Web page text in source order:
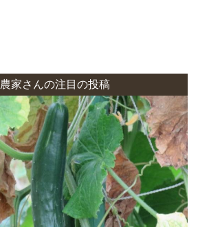
農家さんの注目の投稿